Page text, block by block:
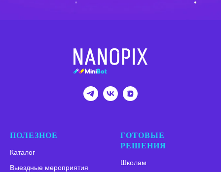
ПОЛЕЗНОЕ
Каталог
Выездные мероприятия
ГОТОВЫЕ
РЕШЕНИЯ
Школам